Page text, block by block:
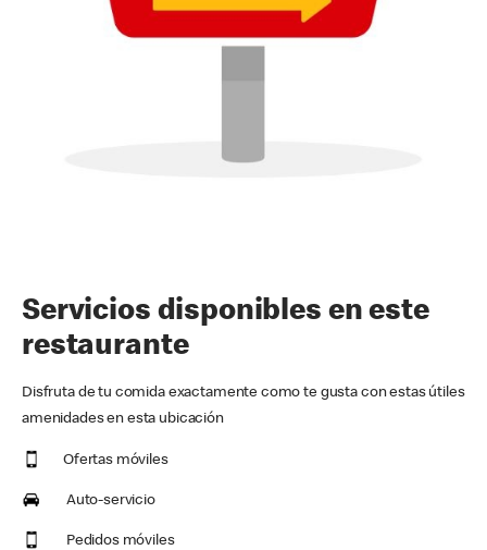
Servicios disponibles en este
restaurante
Disfruta de tu comida exactamente como te gusta con estas útiles
amenidades en esta ubicación
Ofertas móviles
Auto-servicio
Pedidos móviles